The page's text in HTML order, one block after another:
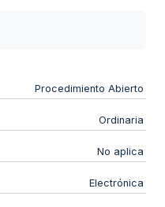
Procedimiento Abierto
Ordinaria
No aplica
Electrónica